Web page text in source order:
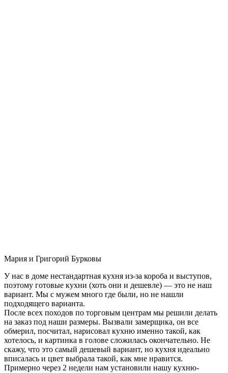
Мария и Григорий Бурковы
У нас в доме нестандартная кухня из-за короба и выступов,
поэтому готовые кухни (хоть они и дешевле) — это не наш
вариант. Мы с мужем много где были, но не нашли
подходящего варианта.
После всех походов по торговым центрам мы решили делать
на заказ под наши размеры. Вызвали замерщика, он все
обмерил, посчитал, нарисовал кухню именно такой, как
хотелось, и картинка в голове сложилась окончательно. Не
скажу, что это самый дешевый вариант, но кухня идеально
вписалась и цвет выбрала такой, как мне нравится.
Примерно через 2 недели нам установили нашу кухню-